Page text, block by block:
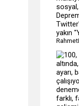
yakın